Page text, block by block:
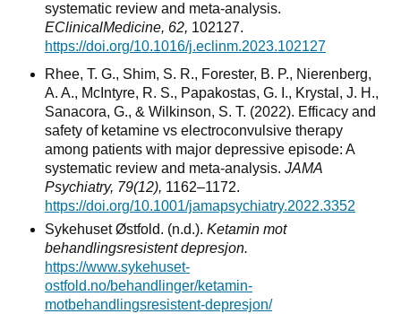
systematic review and meta-analysis.
EClinicalMedicine, 62, 102127.
https://doi.org/10.1016/j.eclinm.2023.102127
Rhee, T. G., Shim, S. R., Forester, B. P., Nierenberg,
A. A., McIntyre, R. S., Papakostas, G. I., Krystal, J. H.,
Sanacora, G., & Wilkinson, S. T. (2022). Efficacy and
safety of ketamine vs electroconvulsive therapy
among patients with major depressive episode: A
systematic review and meta-analysis. JAMA
Psychiatry, 79(12), 1162–1172.
https://doi.org/10.1001/jamapsychiatry.2022.3352
Sykehuset Østfold. (n.d.). Ketamin mot
behandlingsresistent depresjon.
https://www.sykehuset-
ostfold.no/behandlinger/ketamin-
motbehandlingsresistent-depresjon/